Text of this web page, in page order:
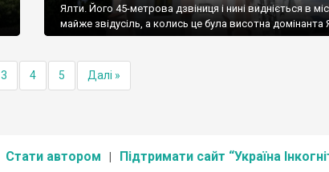
Ялти. Його 45-метрова дзвіниця і нині видніється в
майже звідусіль, а колись це була висотна домінанта
3 4 5 Далі »
Стати автором Підтримати сайт “Україна